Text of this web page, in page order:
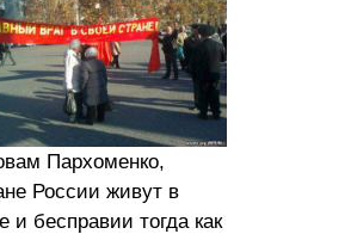
Пархоменко,
России живут в
и бесправии тогда как